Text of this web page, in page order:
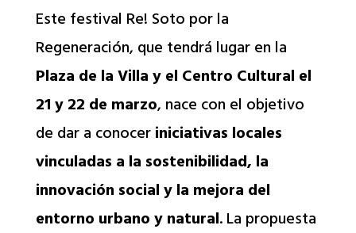
Este festival Re! Soto por la
Regeneración, que tendrá lugar en la
Plaza de la Villa y el Centro Cultural el
21 y 22 de marzo, nace con el objetivo
de dar a conoceriniciativas locales
vinculadas a la sostenibilidad, la
innovación social y la mejora del
entorno urbano y natural. La propuesta